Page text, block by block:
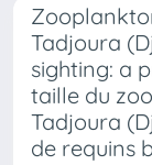
Tadjoura
sighting: a
taille du
Tadjoura
de requins